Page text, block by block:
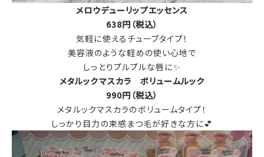
メロウデューリップエッセンス
638円（税込）
気軽に使えるチューブタイプ！
美容液のような軽めの使い心地で
しっとりプルプルな唇に✨
メタルックマスカラ ボリュームルック
990円（税込）
メタルックマスカラのボリュームタイプ！
しっかり目力の束感まつ毛が好きな方に💕